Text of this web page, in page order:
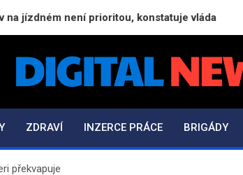
není prioritou, konstatuje vláda
Digital-News.cz
ZDRAVÍ INZERCE PRÁCE BRIGÁDY
překvapuje